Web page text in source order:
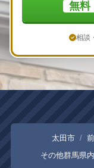
無料
相談
太田市
その他群馬県内